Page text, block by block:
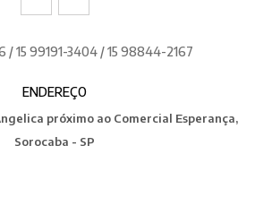
/ 15 99191-3404 / 15 98844-2167
ENDEREÇO
próximo ao Comercial Esperança,
Sorocaba - SP